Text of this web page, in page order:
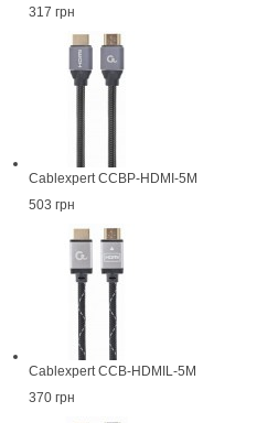
317 грн
Cablexpert CCBP-HDMI-5M
503 грн
Cablexpert CCB-HDMIL-5M
370 грн